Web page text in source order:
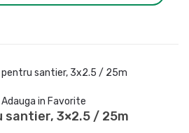
Adauga in Favorite
3×2.5 / 25m